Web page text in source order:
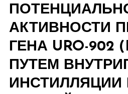
АКТИВНОСТИ
ГЕНА URO-902
ПУТЕМ
ИНСТИЛЛЯЦИИ